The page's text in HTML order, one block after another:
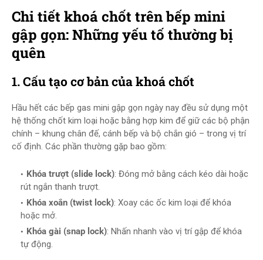
Chi tiết khoá chốt trên bếp mini
gập gọn: Những yếu tố thường bị
quên
1. Cấu tạo cơ bản của khoá chốt
Hầu hết các bếp gas mini gập gọn ngày nay đều sử dụng một
hệ thống chốt kim loại hoặc bằng hợp kim để giữ các bộ phận
chính – khung chân đế, cánh bếp và bộ chắn gió – trong vị trí
cố định. Các phần thường gặp bao gồm:
Khóa trượt (slide lock): Đóng mở bằng cách kéo dài hoặc
rút ngắn thanh trượt.
Khóa xoắn (twist lock): Xoay các ốc kim loại để khóa
hoặc mở.
Khóa gài (snap lock): Nhấn nhanh vào vị trí gập để khóa
tự động.